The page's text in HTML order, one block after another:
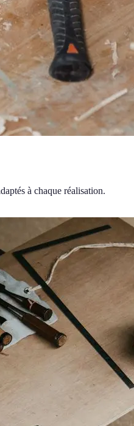
à chaque réalisation.